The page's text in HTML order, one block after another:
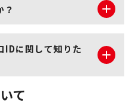
登録メールアドレスです。
るため正確に入力ください。※パソコ
「A」になっている場合もあります
、およびCapsLockや
？
IDに関して知りた
て